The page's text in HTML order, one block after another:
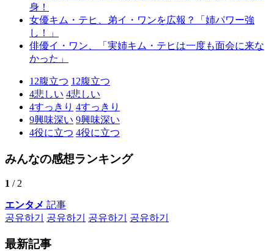
身！
女優キム・テヒ、弟イ・ワンを広報？「姉パワー強
し！」
俳優イ・ワン、「実姉キム・テヒは一度も面会に来な
かった」
12腹立つ 12腹立つ
4悲しい 4悲しい
4すっきり 4すっきり
9興味深い 9興味深い
4役に立つ 4役に立つ
みんなの感想ランキング
1 / 2
エンタメ 記事
공유하기
공유하기 공유하기 공유하기
最新記事